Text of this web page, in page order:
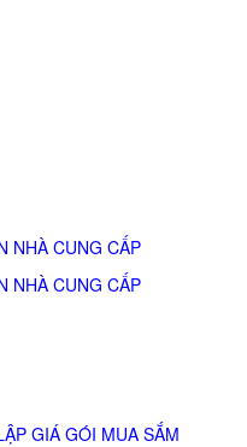
NHÀ CUNG CẤP
NHÀ CUNG CẤP
GIÁ GÓI MUA SẮM